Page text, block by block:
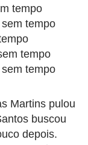
tempo
tempo
tempo
tempo
Martins pulou
buscou
depois.